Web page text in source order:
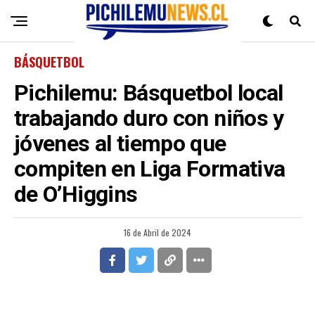
BÁSQUETBOL
Pichilemu: Básquetbol local
trabajando duro con niños y
jóvenes al tiempo que
compiten en Liga Formativa
de O’Higgins
16 de Abril de 2024